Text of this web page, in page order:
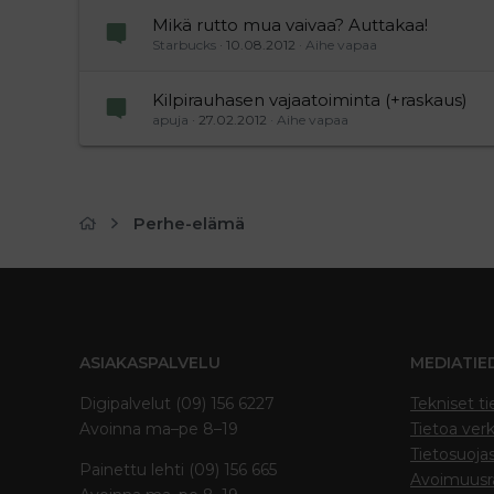
Mikä rutto mua vaivaa? Auttakaa!
Starbucks 10.08.2012 Aihe vapaa
Kilpirauhasen vajaatoiminta (+raskaus)
apuja 27.02.2012 Aihe vapaa
Perhe-elämä
ASIAKASPALVELU
Digipalvelut (09) 156 6227
Avoinna ma–pe 8–19
Painettu lehti (09) 156 665
Tekniset
Tietoa